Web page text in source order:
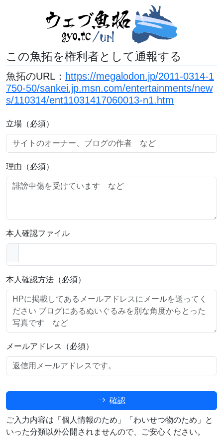
この魚拓を権利者として通報する
魚拓のURL： https://megalodon.jp/2011-0314-1
750-50/sankei.jp.msn.com/entertainments/new
s/110314/ent11031417060013-n1.htm
立場（必須）
理由（必須）
本人確認ファイル
本人確認方法（必須）
メールアドレス（必須）
確認
ご入力内容は「個人情報のため」「わいせつ物のため」と
いった分類以外公開されませんので、ご安心ください。